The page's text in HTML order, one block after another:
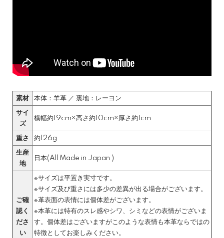
素材 本体：羊革 ／ 裏地：レーヨン
サイ
ズ
横幅約19cm×高さ約10cm×厚さ約1cm
重さ 約126g
生産
地
日本(All Made in Japan )
ご確
認く
ださ
い
※サイズは平置き実寸です。
※サイズ及び重さには多少の差異が出る場合がございます。
※革表面の表情には個体差がございます。
※本革には特有のスレ感やシワ、シミなどの表情がございま
す。個体差はございますがこのような表情も本革ならではの
特徴としてお楽しみください。